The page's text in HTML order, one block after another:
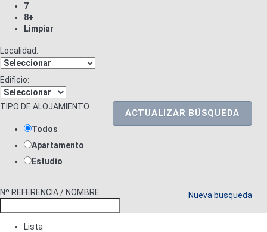
7
8+
Limpiar
Localidad:
Edificio:
ACTUALIZAR BÚSQUEDA
TIPO DE ALOJAMIENTO
Todos
Apartamento
Estudio
Nueva busqueda
Nº REFERENCIA / NOMBRE
Lista